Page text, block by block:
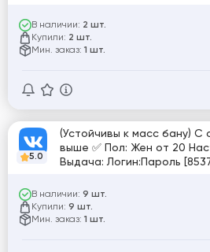
В наличии: 2 шт.
Купили: 2 шт.
Мин. заказ: 1 шт.
5.0
(Устойчивы к масс бану) С
выше ✅ Пол: Жен от 20
Выдача: Логин:Пароль
В наличии: 9 шт.
Купили: 9 шт.
Мин. заказ: 1 шт.